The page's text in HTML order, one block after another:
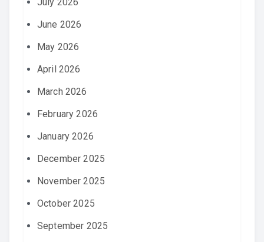
June 2026
May 2026
April 2026
March 2026
February 2026
January 2026
December 2025
November 2025
October 2025
September 2025